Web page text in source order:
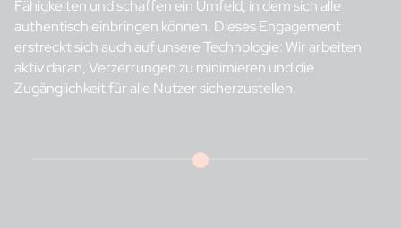
Fähigkeiten und schaffen ein Umfeld, in dem sich alle
authentisch einbringen können. Dieses Engagement
erstreckt sich auch auf unsere Technologie: Wir arbeiten
aktiv daran, Verzerrungen zu minimieren und die
Zugänglichkeit für alle Nutzer sicherzustellen.